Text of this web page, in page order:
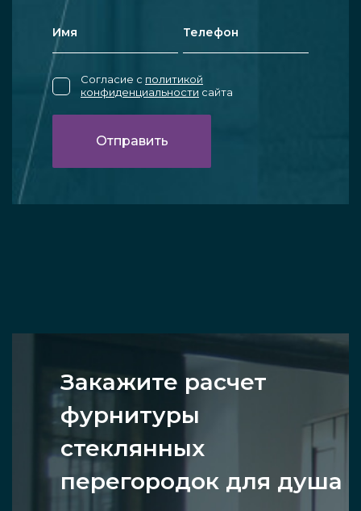
Согласие с политикой
конфиденциальности сайта
Закажите расчет
фурнитуры
стеклянных
перегородок для душа